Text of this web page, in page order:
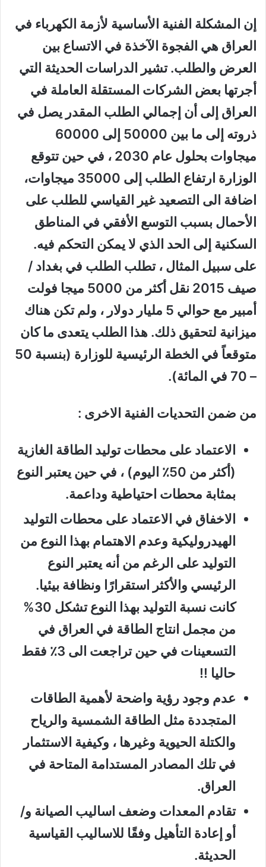
إن المشكلة الفنية الأساسية لأزمة الكهرباء في
العراق هي الفجوة الآخذة في الاتساع بين
العرض والطلب. تشير الدراسات الحديثة التي
أجرتها بعض الشركات المستقلة العاملة في
العراق إلى أن إجمالي الطلب المقدر يصل في
ذروته إلى ما بين 50000 إلى 60000
ميجاوات بحلول عام 2030 ، في حين تتوقع
الوزارة ارتفاع الطلب إلى 35000 ميجاوات،
اضافة الى التصعيد غير القياسي للطلب على
الأحمال بسبب التوسع الأفقي في المناطق
السكنية إلى الحد الذي لا يمكن التحكم فيه.
على سبيل المثال ، تطلب الطلب في بغداد /
صيف 2015 نقل أكثر من 5000 ميجا فولت
أمبير مع حوالي 5 مليار دولار ، ولم تكن هناك
ميزانية لتحقيق ذلك. هذا الطلب يتعدى ما كان
متوقعاً في الخطة الرئيسية للوزارة (بنسبة 50
– 70 في المائة).
من ضمن التحديات الفنية الاخرى :
الاعتماد على محطات توليد الطاقة الغازية
(أكثر من 50٪ اليوم) ، في حين يعتبر النوع
بمثابة محطات احتياطية وداعمة.
الاخفاق في الاعتماد على محطات التوليد
الهيدروليكية وعدم الاهتمام بهذا النوع من
التوليد على الرغم من أنه يعتبر النوع
الرئيسي والأكثر استقرارًا ونظافة بيئيا.
كانت نسبة التوليد بهذا النوع تشكل 30%
من مجمل انتاج الطاقة في العراق في
التسعينات في حين تراجعت الى 3٪ فقط
حاليا !!
عدم وجود رؤية واضحة لأهمية الطاقات
المتجددة مثل الطاقة الشمسية والرياح
والكتلة الحيوية وغيرها ، وكيفية الاستثمار
في تلك المصادر المستدامة المتاحة في
العراق.
تقادم المعدات وضعف اساليب الصيانة و/
أو إعادة التأهيل وفقًا للاساليب القياسية
الحديثة.